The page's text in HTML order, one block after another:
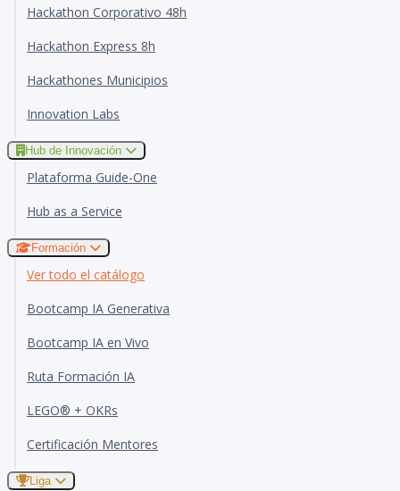
Hackathon Corporativo 48h
Hackathon Express 8h
Hackathones Municipios
Innovation Labs
Hub de Innovación
Plataforma Guide-One
Hub as a Service
Formación
Ver todo el catálogo
Bootcamp IA Generativa
Bootcamp IA en Vivo
Ruta Formación IA
LEGO® + OKRs
Certificación Mentores
Liga